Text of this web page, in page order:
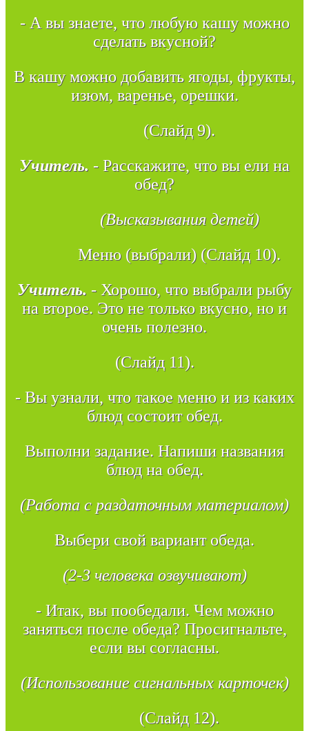
- А вы знаете, что любую кашу можно
сделать вкусной?
В кашу можно добавить ягоды, фрукты,
изюм, варенье, орешки.
(Слайд 9).
Учитель. - Расскажите, что вы ели на
обед?
(Высказывания детей)
Меню (выбрали) (Слайд 10).
Учитель. - Хорошо, что выбрали рыбу
на второе. Это не только вкусно, но и
очень полезно.
(Слайд 11).
- Вы узнали, что такое меню и из каких
блюд состоит обед.
Выполни задание. Напиши названия
блюд на обед.
(Работа с раздаточным материалом)
Выбери свой вариант обеда.
(2-3 человека озвучивают)
- Итак, вы пообедали. Чем можно
заняться после обеда? Просигнальте,
если вы согласны.
(Использование сигнальных карточек)
(Слайд 12).